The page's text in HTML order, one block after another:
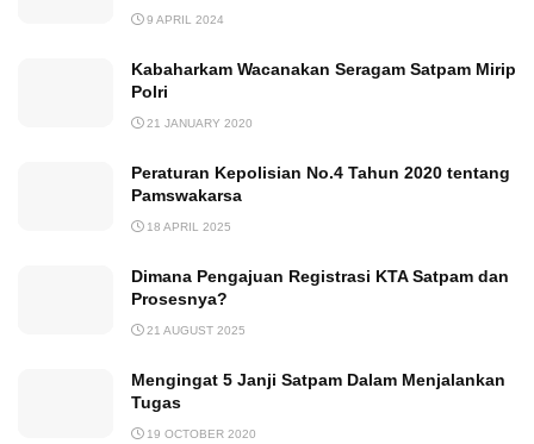
9 APRIL 2024
Kabaharkam Wacanakan Seragam Satpam Mirip
Polri
21 JANUARY 2020
Peraturan Kepolisian No.4 Tahun 2020 tentang
Pamswakarsa
18 APRIL 2025
Dimana Pengajuan Registrasi KTA Satpam dan
Prosesnya?
21 AUGUST 2025
Mengingat 5 Janji Satpam Dalam Menjalankan
Tugas
19 OCTOBER 2020